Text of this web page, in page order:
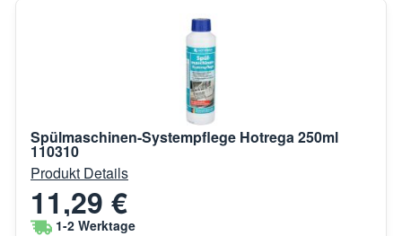
Spülmaschinen-Systempflege Hotrega 250ml
110310
Produkt Details
11,29 €
1-2 Werktage